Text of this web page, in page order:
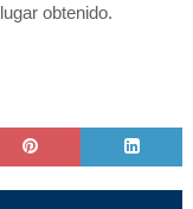
obtenido.